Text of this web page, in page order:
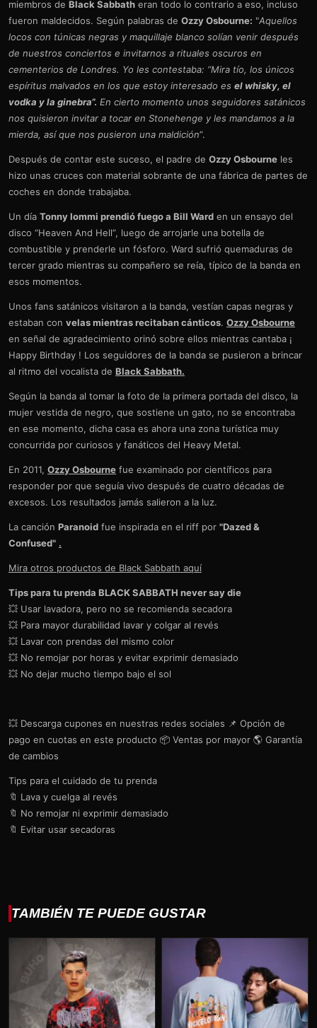
miembros de Black Sabbath eran todo lo contrario a eso, incluso
fueron maldecidos. Según palabras de Ozzy Osbourne: "Aquellos
locos con túnicas negras y maquillaje blanco solían venir después
de nuestros conciertos e invitarnos a rituales oscuros en
cementerios de Londres. Yo les contestaba: “Mira tío, los únicos
espíritus malvados en los que estoy interesado es el whisky, el
vodka y la ginebra”. En cierto momento unos seguidores satánicos
nos quisieron invitar a tocar en Stonehenge y les mandamos a la
mierda, así que nos pusieron una maldición”.
Después de contar este suceso, el padre de Ozzy Osbourne les
hizo unas cruces con material sobrante de una fábrica de partes de
coches en donde trabajaba.
Un día Tonny Iommi prendió fuego a Bill Ward en un ensayo del
disco “Heaven And Hell”, luego de arrojarle una botella de
combustible y prenderle un fósforo. Ward sufrió quemaduras de
tercer grado mientras su compañero se reía, típico de la banda en
esos momentos.
Unos fans satánicos visitaron a la banda, vestían capas negras y
estaban con velas mientras recitaban cánticos. Ozzy Osbourne
en señal de agradecimiento orinó sobre ellos mientras cantaba ¡
Happy Birthday ! Los seguidores de la banda se pusieron a brincar
al ritmo del vocalista de Black Sabbath.
Según la banda al tomar la foto de la primera portada del disco, la
mujer vestida de negro, que sostiene un gato, no se encontraba
en ese momento, dicha casa es ahora una zona turística muy
concurrida por curiosos y fanáticos del Heavy Metal.
En 2011, Ozzy Osbourne fue examinado por científicos para
responder por que seguía vivo después de cuatro décadas de
excesos. Los resultados jamás salieron a la luz.
La canción Paranoid fue inspirada en el riff por "Dazed &
Confused" .
Mira otros productos de Black Sabbath aquí
Tips para tu prenda BLACK SABBATH never say die
💥 Usar lavadora, pero no se recomienda secadora
💥 Para mayor durabilidad lavar y colgar al revés
💥 Lavar con prendas del mismo color
💥 No remojar por horas y evitar exprimir demasiado
💥 No dejar mucho tiempo bajo el sol
💥 Descarga cupones en nuestras redes sociales 📌 Opción de
pago en cuotas en este producto 📦 Ventas por mayor 🌎 Garantía
de cambios
Tips para el cuidado de tu prenda
🔖 Lava y cuelga al revés
🔖 No remojar ni exprimir demasiado
🔖 Evitar usar secadoras
TAMBIÉN TE PUEDE GUSTAR